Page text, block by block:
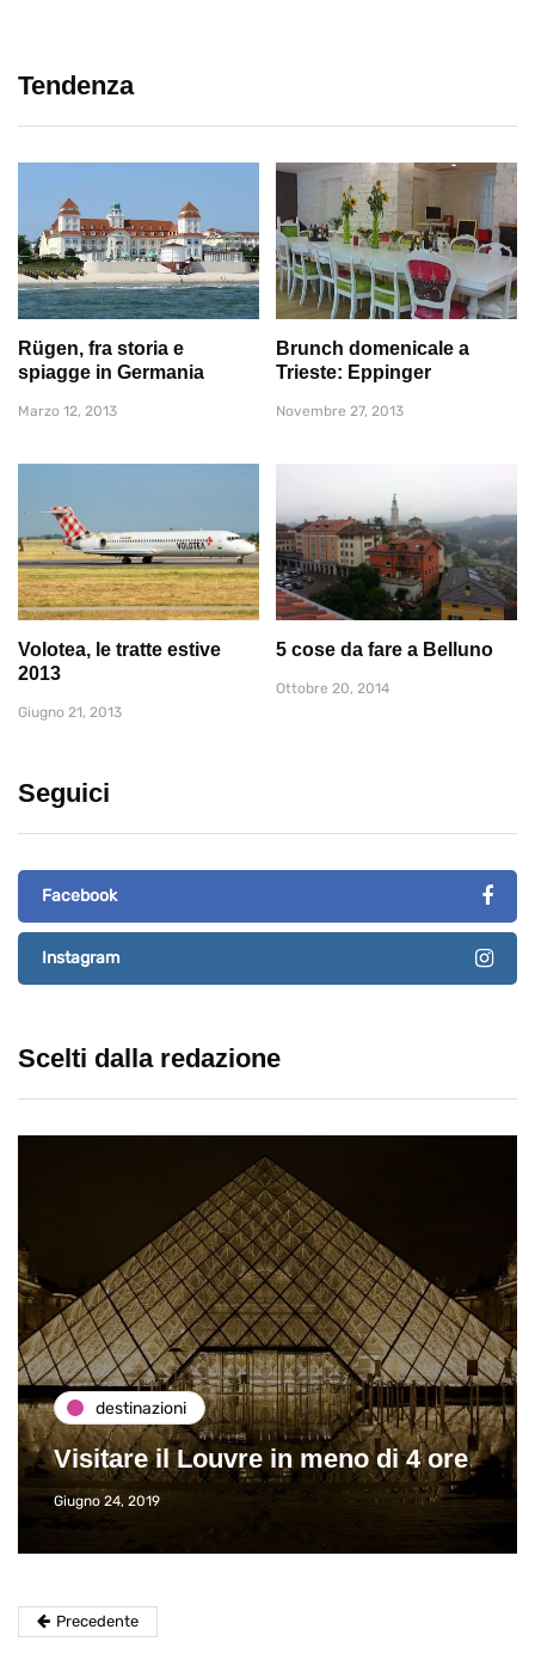
Tendenza
Rügen, fra storia e
spiagge in Germania
Marzo 12, 2013
Brunch domenicale a
Trieste: Eppinger
Novembre 27, 2013
Volotea, le tratte estive
2013
Giugno 21, 2013
5 cose da fare a Belluno
Ottobre 20, 2014
Seguici
Facebook
Instagram
Scelti dalla redazione
destinazioni
Visitare il Louvre in meno di 4 ore
Giugno 24, 2019
Precedente